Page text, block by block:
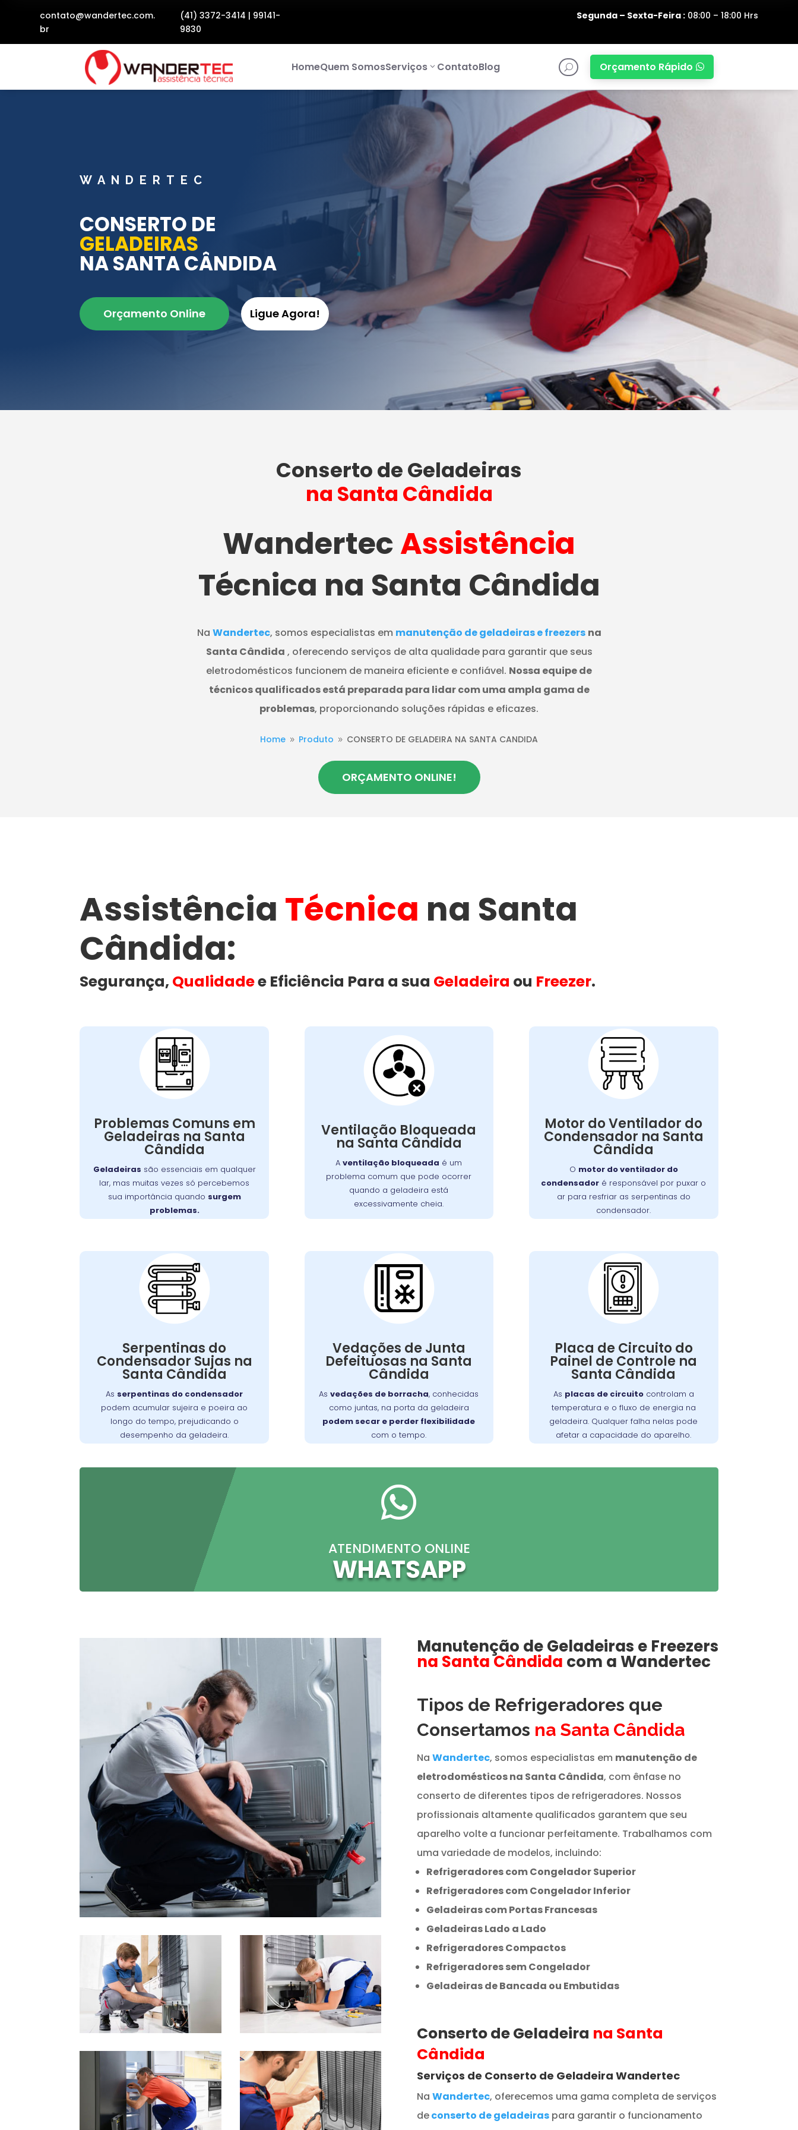
contato@wandertec.com.
br
(41) 3372-3414 | 99141-
9830
Segunda – Sexta-Feira :08:00 – 18:00 Hrs
HomeQuem SomosServiços ContatoBlog U Orçamento Rápido 
WANDERTEC
CONSERTO DE
GELADEIRAS
NA SANTA CÂNDIDA
Orçamento Online Ligue Agora!
Conserto de Geladeiras
na Santa Cândida
WandertecAssistência
Técnica na Santa Cândida
Na Wandertec, somos especialistas em manutenção de geladeiras e freezers na
Santa Cândida , oferecendo serviços de alta qualidade para garantir que seus
eletrodomésticos funcionem de maneira eficiente e confiável. Nossa equipe de
técnicos qualificados está preparada para lidar com uma ampla gama de
problemas, proporcionando soluções rápidas e eficazes.
Home 9 Produto 9 CONSERTO DE GELADEIRA NA SANTA CANDIDA
ORÇAMENTO ONLINE!
Assistência Técnica na Santa
Cândida​:
Segurança, Qualidadee Eficiência Para a sua Geladeira ou Freezer.
Problemas Comuns em
Geladeiras na Santa
Cândida
Geladeiras são essenciais em qualquer
lar, mas muitas vezes só percebemos
sua importância quando surgem
problemas.
Problemas Comuns
em Geladeiras:
Quando isso acontece, o impacto no seu
significativo. Felizmente, a
Wandertec
oferece
serviços especializados de
conserto de geladeiras
para restaurar
o funcionamento ideal de seus
aparelhos.
Ventilação Bloqueada
na Santa Cândida
Aventilação bloqueada é um
problema comum que pode ocorrer
quando a geladeira está
excessivamente cheia.
Ventilação da
Geladeira
Bloqueada:
Isso não só dificulta o acesso aos
alimentos, como também pode
obstruir
as ventilações
internas.
Embora uma
simples limpeza possa resolver a
situação
, em casos mais graves, pode
ser necessário um
serviço profissional
para limpar ou substituir as ventilações.
Motor do Ventilador do
Condensador na Santa
Cândida
O motor do ventilador do
condensador é responsável por puxar o
ar para resfriar as serpentinas do
condensador.
Problemas com o
Motor do Ventilador
do Condensador:
podem superaquecer,
comprometendo
a eficiência do resfriamento da
geladeira
. Nossa equipe está
capacitada para diagnosticar e reparar
este problema de forma rápida e
eficiente.
Serpentinas do
Condensador Sujas na
Santa Cândida
As serpentinas do condensador
podem acumular sujeira e poeira ao
longo do tempo, prejudicando o
desempenho da geladeira.
Serpentinas do
Condensador
Sujas:
problema
pode ser resolvido com
uma
limpeza regular
, mas se
negligenciado, pode exigir um serviço
mais detalhado para restaurar o
funcionamento adequado do aparelho.
Vedações de Junta
Defeituosas na Santa
Cândida
Asvedações de borracha, conhecidas
como juntas, na porta da geladeira
podem secar e perder flexibilidade
com o tempo.
Vedações de Junta
Defeituosa:
como falha no aquecimento ou na porta,
nossa equipe está preparada para
consertá-lo com eficiência, garantindo
sua funcionalidade no dia a dia.
Placa de Circuito do
Painel de Controle na
Santa Cândida
As placas de circuitocontrolam a
temperatura e o fluxo de energia na
geladeira. Qualquer falha nelas pode
afetar a capacidade do aparelho.
Problemas com a
Placa de Circuito do
Painel de Controle:
capacidade do aparelho
de manter a
temperatura ideal.
Nossa equipe está
equipada para diagnosticar e
reparar problemas relacionados à
, garantindo que sua
geladeira funcione perfeitamente.

ATENDIMENTO ONLINE
WHATSAPP
Manutenção deGeladeiras e Freezers
na Santa Cândida com a Wandertec
Tipos de Refrigeradores que
Consertamos na Santa Cândida
Na Wandertec, somos especialistas em manutenção de
eletrodomésticos na Santa Cândida, com ênfase no
conserto de diferentes tipos de refrigeradores. Nossos
profissionais altamente qualificados garantem que seu
aparelho volte a funcionar perfeitamente. Trabalhamos com
uma variedade de modelos, incluindo:
Refrigeradores com Congelador Superior
Refrigeradores com Congelador Inferior
Geladeiras com Portas Francesas
Geladeiras Lado a Lado
Refrigeradores Compactos
Refrigeradores sem Congelador
Geladeiras de Bancada ou Embutidas
Conserto de Geladeira na Santa
Cândida
Serviços de Conserto de Geladeira Wandertec
Na Wandertec, oferecemos uma gama completa de serviços
deconserto de geladeiraspara garantir o funcionamento